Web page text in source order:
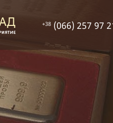
+38(066) 257 97